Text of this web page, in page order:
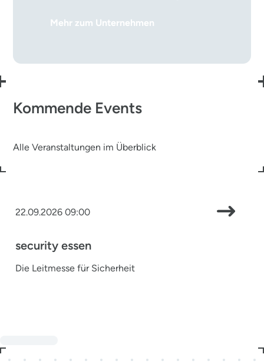
Mehr zum Unternehmen
Kommende Events
Alle Veranstaltungen im Überblick
22.09.2026 09:00
security essen
Die Leitmesse für Sicherheit